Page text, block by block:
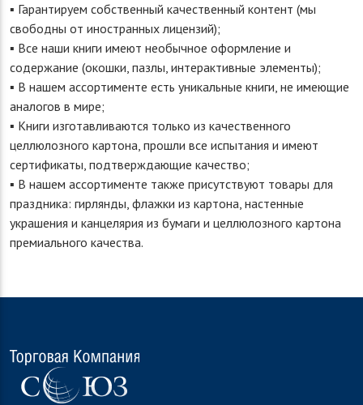
▪ Гарантируем собственный качественный контент (мы
свободны от иностранных лицензий);
▪ Все наши книги имеют необычное оформление и
содержание (окошки, пазлы, интерактивные элементы);
▪ В нашем ассортименте есть уникальные книги, не имеющие
аналогов в мире;
▪ Книги изготавливаются только из качественного
целлюлозного картона, прошли все испытания и имеют
сертификаты, подтверждающие качество;
▪ В нашем ассортименте также присутствуют товары для
праздника: гирлянды, флажки из картона, настенные
украшения и канцелярия из бумаги и целлюлозного картона
премиального качества.